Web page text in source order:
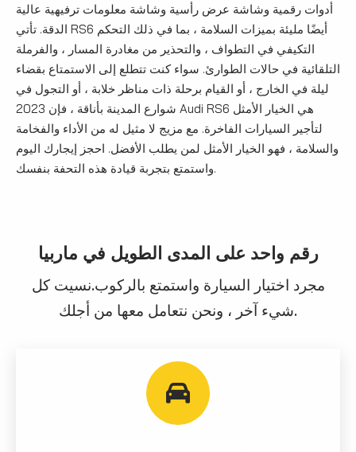
أدوات رقمية وشاشة عرض رأسية وشاشة معلومات ترفيهية عالية
الدقة. تأتي RS6 أيضًا مليئة بميزات السلامة ، بما في ذلك التحكم
التكيفي في التطواف ، والتحذير من مغادرة المسار ، والفرملة
التلقائية في حالات الطوارئ. سواء كنت تتطلع إلى الاستمتاع بقضاء
ليلة في الخارج ، أو القيام برحلة ذات مناظر خلابة ، أو التجول في
شوارع المدينة بأناقة ، فإن 2023 Audi RS6 هي الخيار الأمثل
لتأجير السيارات الفاخرة. مع مزيج لا مثيل له من الأداء والفخامة
والسلامة ، فهو الخيار الأمثل لمن يطلب الأفضل. احجز إيجارك اليوم
واستمتع بتجربة قيادة هذه التحفة بنفسك.
رقم واحد على المدى الطويل في ماربيا
مجرد اختيار السيارة واستمتع بالركوب.نسيت كل
شيء آخر ، ونحن نتعامل معها من أجلك.